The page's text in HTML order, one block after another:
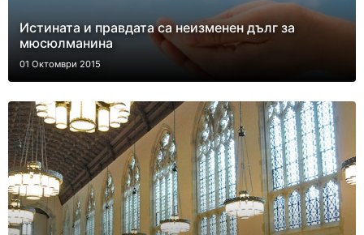
Истината и правдата са неизменен дълг за
мюсюлманина
01 Октомври 2015